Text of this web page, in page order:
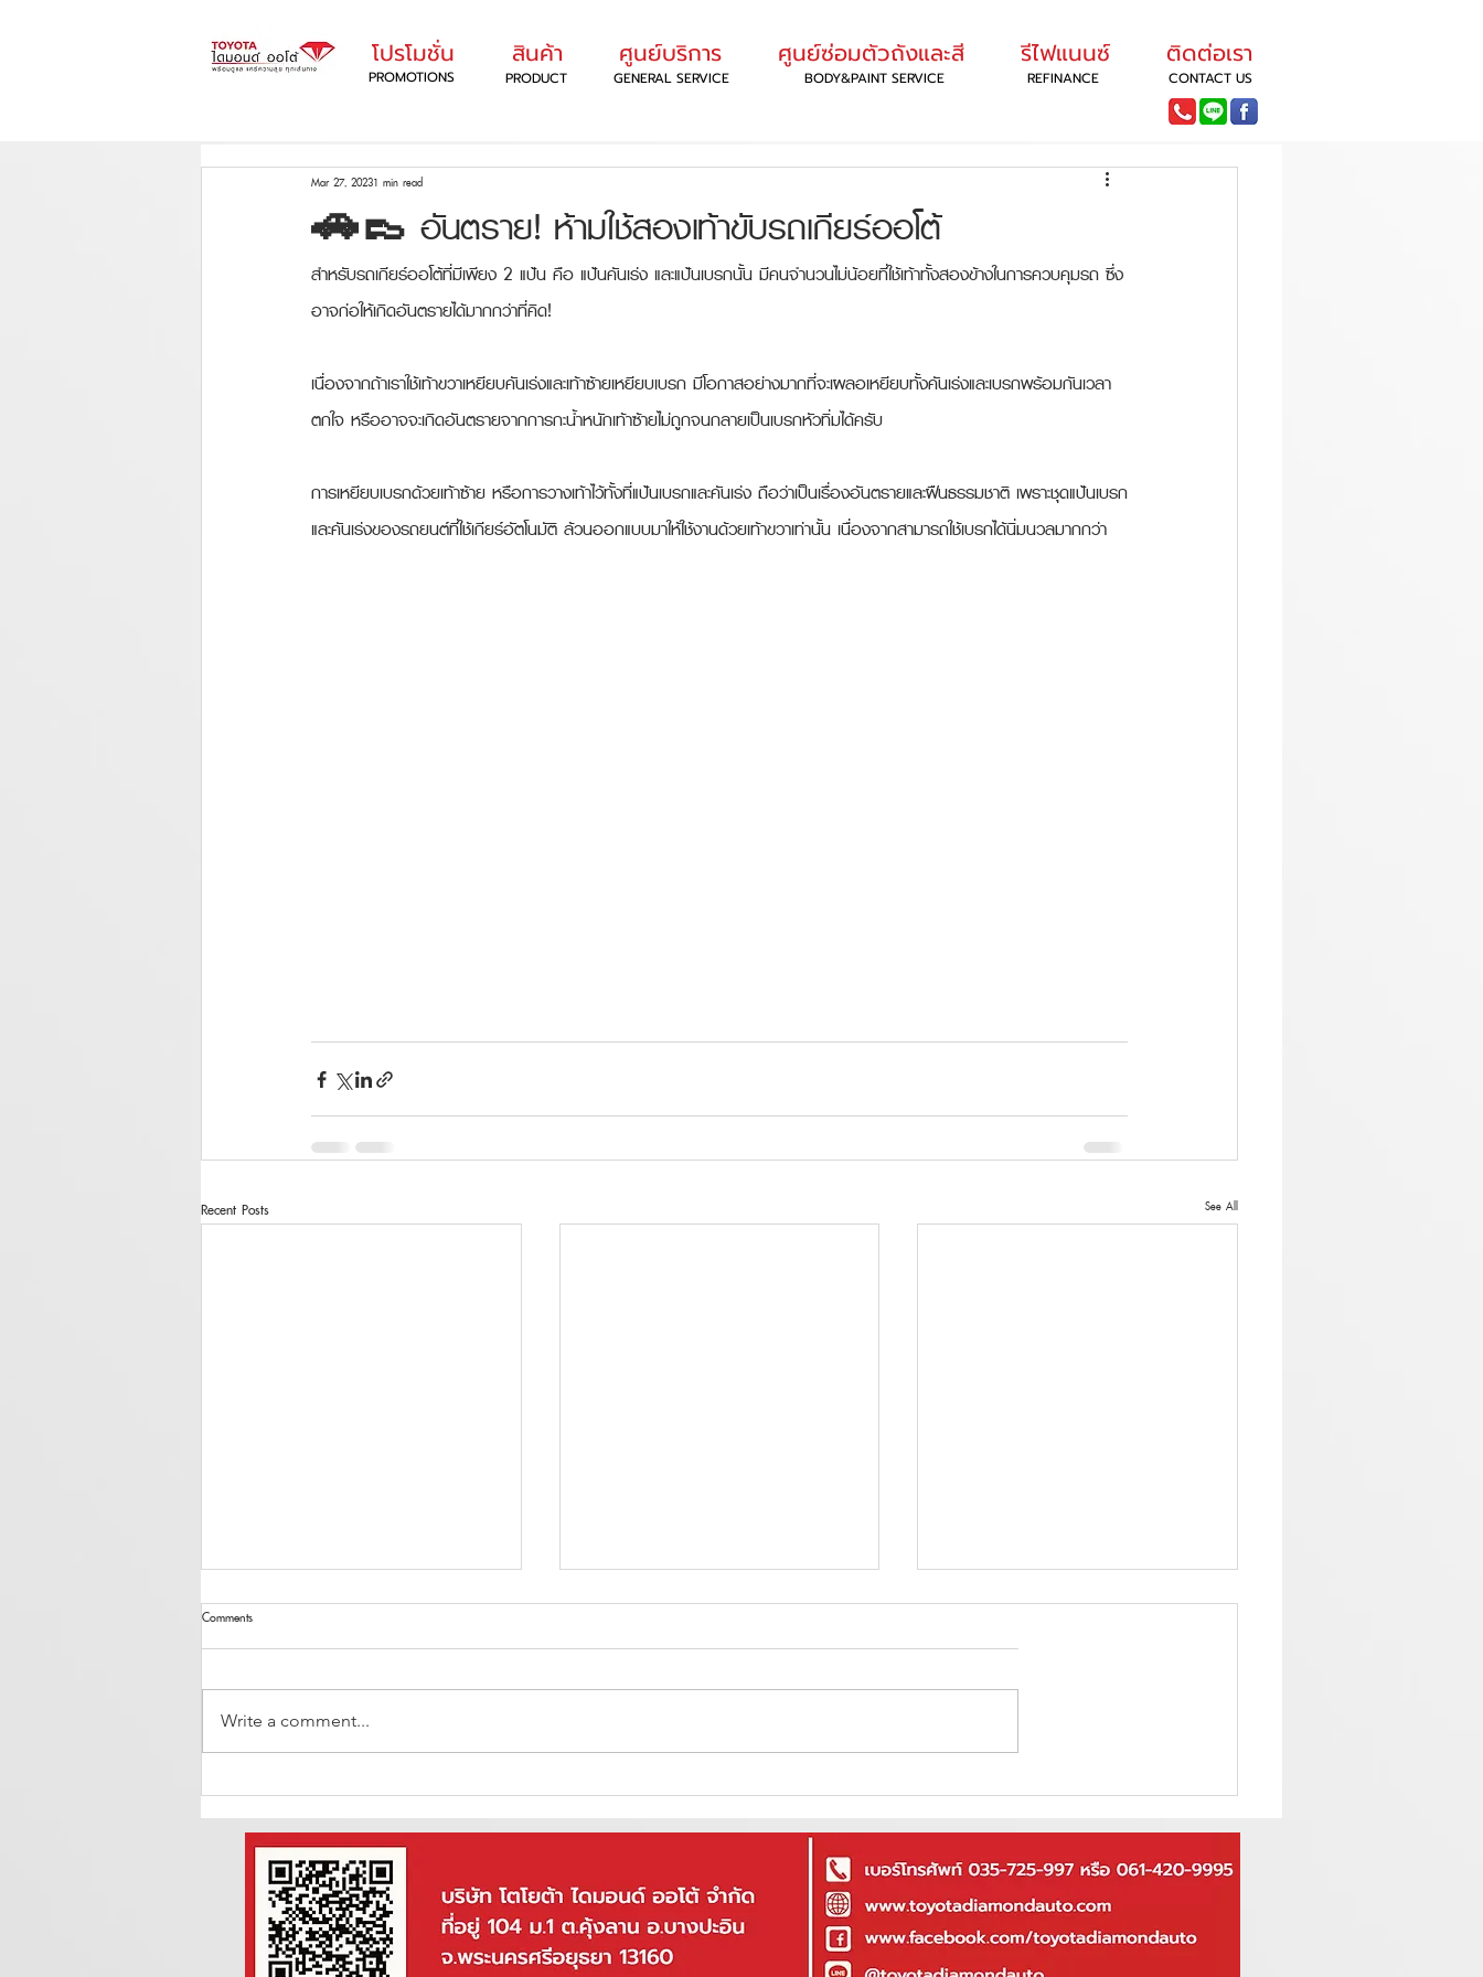
โปรโมชั่น สินค้า ศูนย์บริการ ศูนย์ซ่อมตัวถังและสี รีไฟแนนซ์ ติดต่อเรา
PROMOTIONS PRODUCT CONTACT US
GENERAL SERVICE BODY&PAINT SERVICE REFINANCE
🚗👞 อันตราย! ห้ามใช้สองเท้าขับรถเกียร์ออโต้
Mar 27, 20231 min read
สำหรับรถเกียร์ออโต้ที่มีเพียง 2 แป้น คือ แป้นคันเร่ง และแป้นเบรกนั้น มีคนจำนวนไม่น้อยที่ใช้เท้าทั้งสองข้างในการควบคุมรถ ซึ่ง
อาจก่อให้เกิดอันตรายได้มากกว่าที่คิด!
เนื่องจากถ้าเราใช้เท้าขวาเหยียบคันเร่งและเท้าซ้ายเหยียบเบรก มีโอกาสอย่างมากที่จะเผลอเหยียบทั้งคันเร่งและเบรกพร้อมกันเวลา
ตกใจ หรืออาจจะเกิดอันตรายจากการกะน้ำหนักเท้าซ้ายไม่ถูกจนกลายเป็นเบรกหัวทิ่มได้ครับ
การเหยียบเบรกด้วยเท้าซ้าย หรือการวางเท้าไว้ทั้งที่แป้นเบรกและคันเร่ง ถือว่าเป็นเรื่องอันตรายและฝืนธรรมชาติ เพราะชุดแป้นเบรก
และคันเร่งของรถยนต์ที่ใช้เกียร์อัตโนมัติ ล้วนออกแบบมาให้ใช้งานด้วยเท้าขวาเท่านั้น เนื่องจากสามารถใช้เบรกได้นิ่มนวลมากกว่า
Recent Posts See All
5 เหตุผล ว่าทำไมคุณควรใช้รถ KINTO
Comments
Write a comment...